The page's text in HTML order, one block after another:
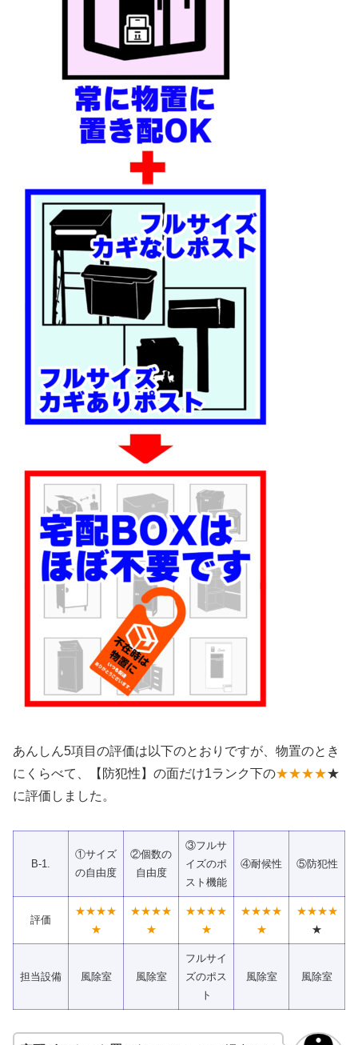
あんしん5項目の評価は以下のとおりですが、物置のとき
にくらべて、【防犯性】の面だけ1ランク下の★★★★★
に評価しました。
B-1.
①サイズ
の自由度
②個数の
自由度
③フルサ
イズのポ
スト機能
④耐候性 ⑤防犯性
評価
★★★★
★
★★★★
★
★★★★
★
★★★★
★
★★★★
★
担当設備 風除室 風除室
フルサイ
ズのポス
ト
風除室 風除室